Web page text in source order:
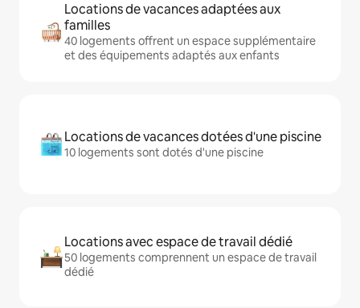
Locations de vacances adaptées aux
familles
40 logements offrent un espace supplémentaire
et des équipements adaptés aux enfants
Locations de vacances dotées d'une piscine
10 logements sont dotés d'une piscine
Locations avec espace de travail dédié
50 logements comprennent un espace de travail
dédié